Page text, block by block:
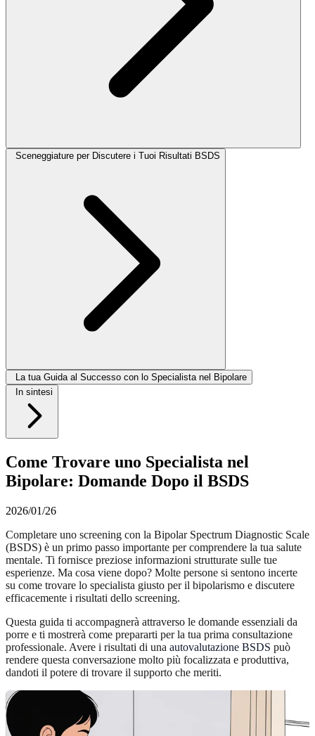
Sceneggiature per Discutere i Tuoi Risultati BSDS
La tua Guida al Successo con lo Specialista nel Bipolare
In sintesi
Come Trovare uno Specialista nel
Bipolare: Domande Dopo il BSDS
2026/01/26
Completare uno screening con la Bipolar Spectrum Diagnostic Scale
(BSDS) è un primo passo importante per comprendere la tua salute
mentale. Ti fornisce preziose informazioni strutturate sulle tue
esperienze. Ma cosa viene dopo? Molte persone si sentono incerte
su come trovare lo specialista giusto per il bipolarismo e discutere
efficacemente i risultati dello screening.
Questa guida ti accompagnerà attraverso le domande essenziali da
porre e ti mostrerà come prepararti per la tua prima consultazione
professionale. Avere i risultati di una autovalutazione BSDS può
rendere questa conversazione molto più focalizzata e produttiva,
dandoti il potere di trovare il supporto che meriti.